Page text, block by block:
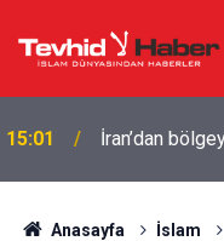
14:17
Eski CIA
Washington'u
Anasayfa İslam